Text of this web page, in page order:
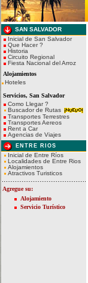
SAN SALVADOR
Inicial de San Salvador
Que Hacer ?
Historia
Circuito Regional
Fiesta Nacional del Arroz
Alojamientos
Hoteles
Servicios, San Salvador
Como Llegar ?
Buscador de Rutas
Transportes Terrestres
Transportes Aereos
Rent a Car
Agencias de Viajes
ENTRE RIOS
Inicial de Entre Ríos
Localidades de Entre Rios
Alojamientos
Atractivos Turisticos
Agregue su:
Alojamiento
Servicio Turístico